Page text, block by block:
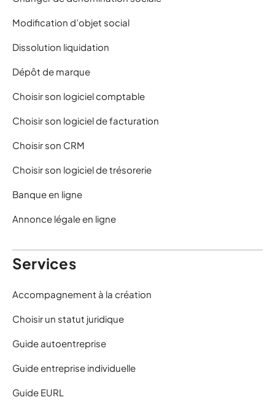
Modification d’objet social
Dissolution liquidation
Dépôt de marque
Choisir son logiciel comptable
Choisir son logiciel de facturation
Choisir son CRM
Choisir son logiciel de trésorerie
Banque en ligne
Annonce légale en ligne
Services
Accompagnement à la création
Choisir un statut juridique
Guide autoentreprise
Guide entreprise individuelle
Guide EURL